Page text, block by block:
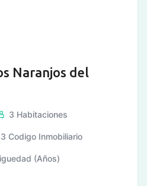
Naranjos del
3 Habitaciones
Codigo Inmobiliario
(Años)